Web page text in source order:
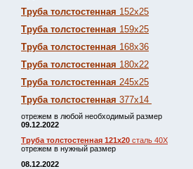
Труба толстостенная 152х25
Труба толстостенная 159х25
Труба толстостенная 168х36
Труба толстостенная 180х22
Труба толстостенная 245х25
Труба толстостенная 377х14
отрежем в любой необходимый размер
09.12.2022
Труба толстостенная 121х20 сталь 40Х
отрежем в нужный размер
08.12.2022